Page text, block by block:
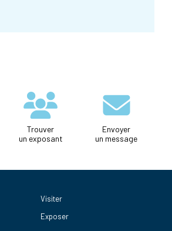
Trouver
un exposant
Envoyer
un message
Visiter
Exposer